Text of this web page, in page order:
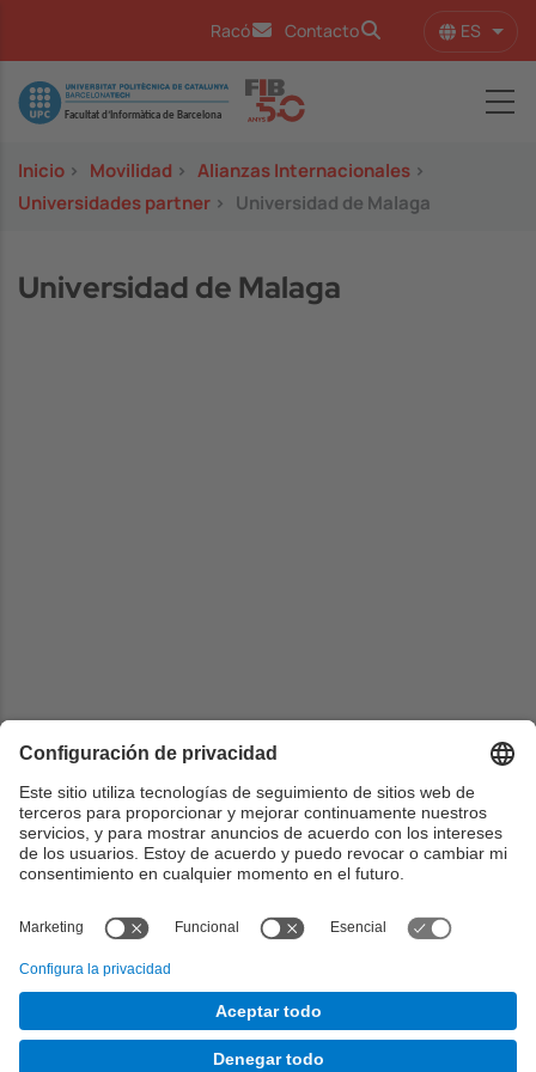
Racó Contacto ES
Image
Inicio > Movilidad > Alianzas Internacionales >
Universidades partner > Universidad de Malaga
Universidad de Malaga
Universidad
Universidad de Malaga
España
Web
http://www.uma.es/